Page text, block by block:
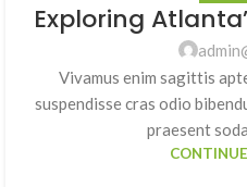
Exploring
Vivamus enim sagittis
suspendisse cras odio
praesent